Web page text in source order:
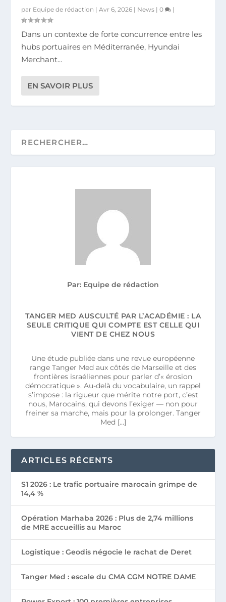
par Equipe de rédaction |Avr 6, 2026 | News |0 |
Dans un contexte de forte concurrence entre les
hubs portuaires en Méditerranée, Hyundai
Merchant...
EN SAVOIR PLUS
Par: Equipe de rédaction
TANGER MED AUSCULTÉ PAR L’ACADÉMIE : LA
SEULE CRITIQUE QUI COMPTE EST CELLE QUI
VIENT DE CHEZ NOUS
Une étude publiée dans une revue européenne
range Tanger Med aux côtés de Marseille et des
frontières israéliennes pour parler d’« érosion
démocratique ». Au-delà du vocabulaire, un rappel
s’impose : la rigueur que mérite notre port, c’est
nous, Marocains, qui devons l’exiger — non pour
freiner sa marche, mais pour la prolonger. Tanger
Med […]
ARTICLES RÉCENTS
S1 2026 : Le trafic portuaire marocain grimpe de
14,4 %
Opération Marhaba 2026 : Plus de 2,74 millions
de MRE accueillis au Maroc
Logistique : Geodis négocie le rachat de Deret
Tanger Med : escale du CMA CGM NOTRE DAME